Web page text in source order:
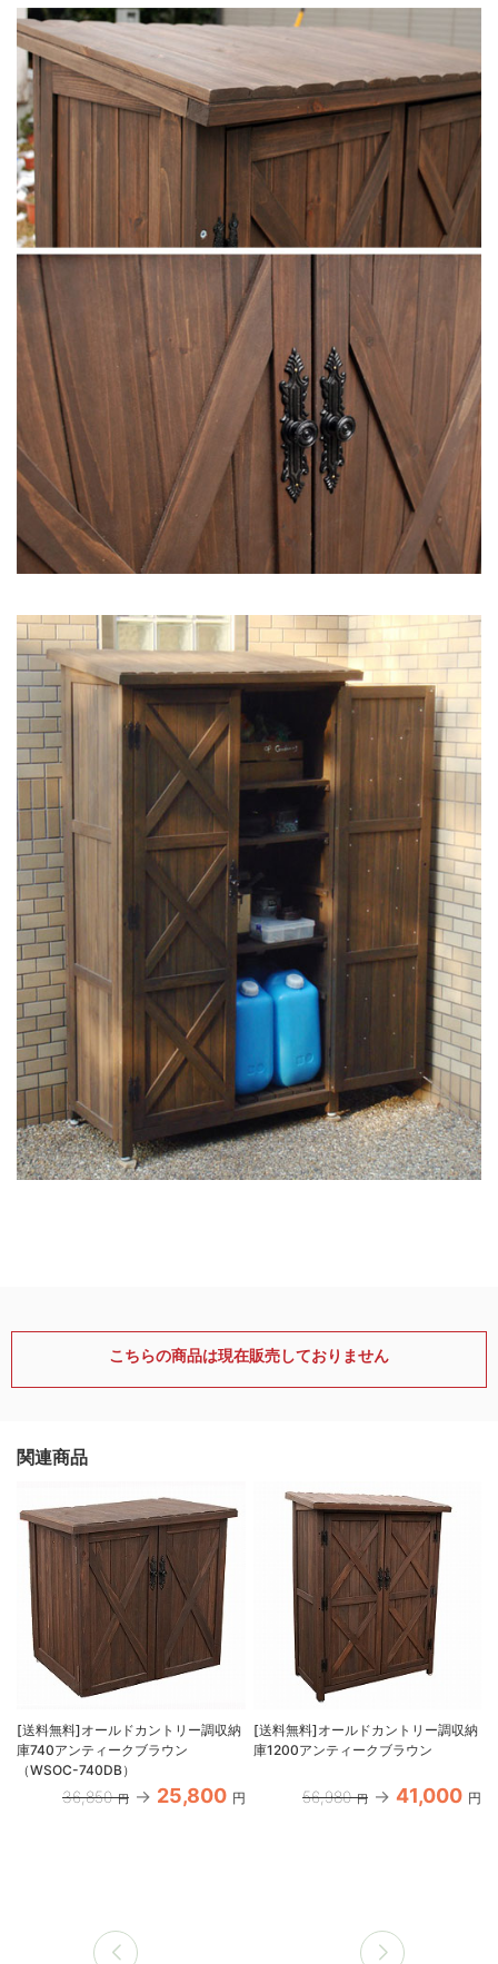
こちらの商品は現在販売しておりません
関連商品
[送料無料]オールドカントリー調収納
庫740アンティークブラウン
（WSOC-740DB）
36,850 円 25,800 円
[送料無料]オールドカントリー調収納
庫1200アンティークブラウン
56,980 円 41,000 円